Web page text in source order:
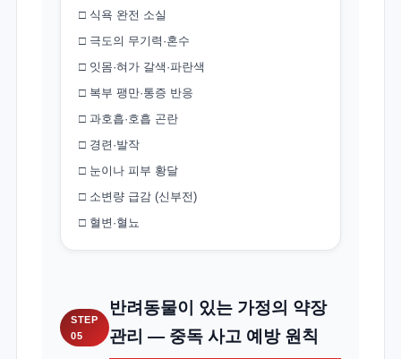
□ 식욕 완전 소실
□ 극도의 무기력·혼수
□ 잇몸·혀가 갈색·파란색
□ 복부 팽만·통증 반응
□ 과호흡·호흡 곤란
□ 경련·발작
□ 눈이나 피부 황달
□ 소변량 급감 (신부전)
□ 혈변·혈뇨
STEP
05
반려동물이 있는 가정의 약장
관리 — 중독 사고 예방 원칙